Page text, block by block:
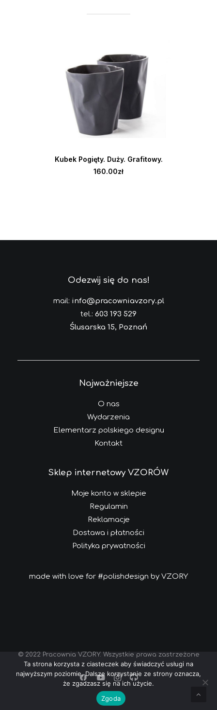
Kubek Pogięty. Duży. Grafitowy.
160.00zł
Odezwij się do nas!
mail: info@pracowniavzory.pl
tel.: 603 193 529
Ślusarska 15, Poznań
Najważniejsze
O nas
Wydarzenia
Elementarz polskiego designu
Kontakt
Sklep internetowy VZORÓW
Moje konto w sklepie
Regulamin
Reklamacje
Dostawa i płatności
Polityka prywatności
made with love for #polishdesign by VZORY
© 2022 Pracownia VZORY. Wszystkie prawa zastrzeżone
Ta strona korzysta z ciasteczek aby świadczyć usługi na
najwyższym poziomie. Dalsze korzystanie ze strony oznacza,
że zgadzasz się na ich użycie.
Zgoda